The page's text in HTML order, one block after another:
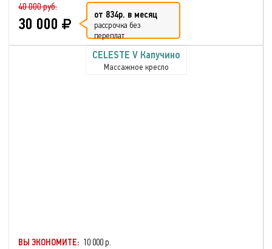
40 000 руб.
30 000 от 834р. в месяц
рассрочка без
переплат
CELESTE V Капучино
Массажное кресло
ВЫ ЭКОНОМИТЕ: 10 000 р.